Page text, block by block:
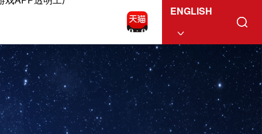
ENGLISH